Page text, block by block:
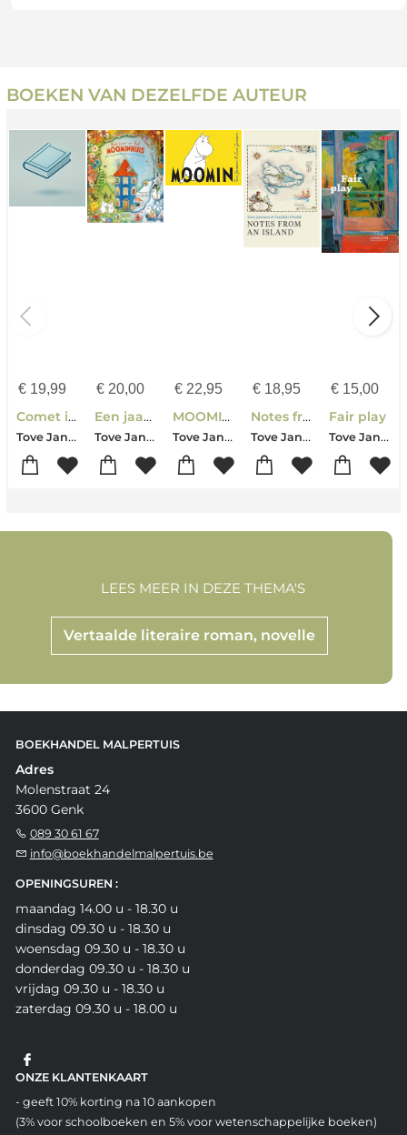
BOEKEN VAN DEZELFDE AUTEUR
€19,99
Comet in Moominland
Tove Jansson
€20,00
Een jaar in het Moominhuis
Tove Jansson
€ 22,95
MOOMIN ADVENTURES 1
Tove Jansson-Lars Jansson
€ 18,95
Notes from an Island
Tove Jansson-Tuulikki Pietila
€ 15,00
Fair play
Tove Jansson
Vertaalde literaire roman, novelle
LEES MEER IN DEZE THEMA'S
BOEKHANDEL MALPERTUIS
Adres
Molenstraat 24
3600 Genk
089 30 61 67
info@boekhandelmalpertuis.be
OPENINGSUREN :
maandag 14.00 u - 18.30 u
dinsdag 09.30 u - 18.30 u
woensdag 09.30 u - 18.30 u
donderdag 09.30 u - 18.30 u
vrijdag 09.30 u - 18.30 u
zaterdag 09.30 u - 18.00 u
ONZE KLANTENKAART
- geeft 10% korting na 10 aankopen
(3% voor schoolboeken en 5% voor wetenschappelijke boeken)